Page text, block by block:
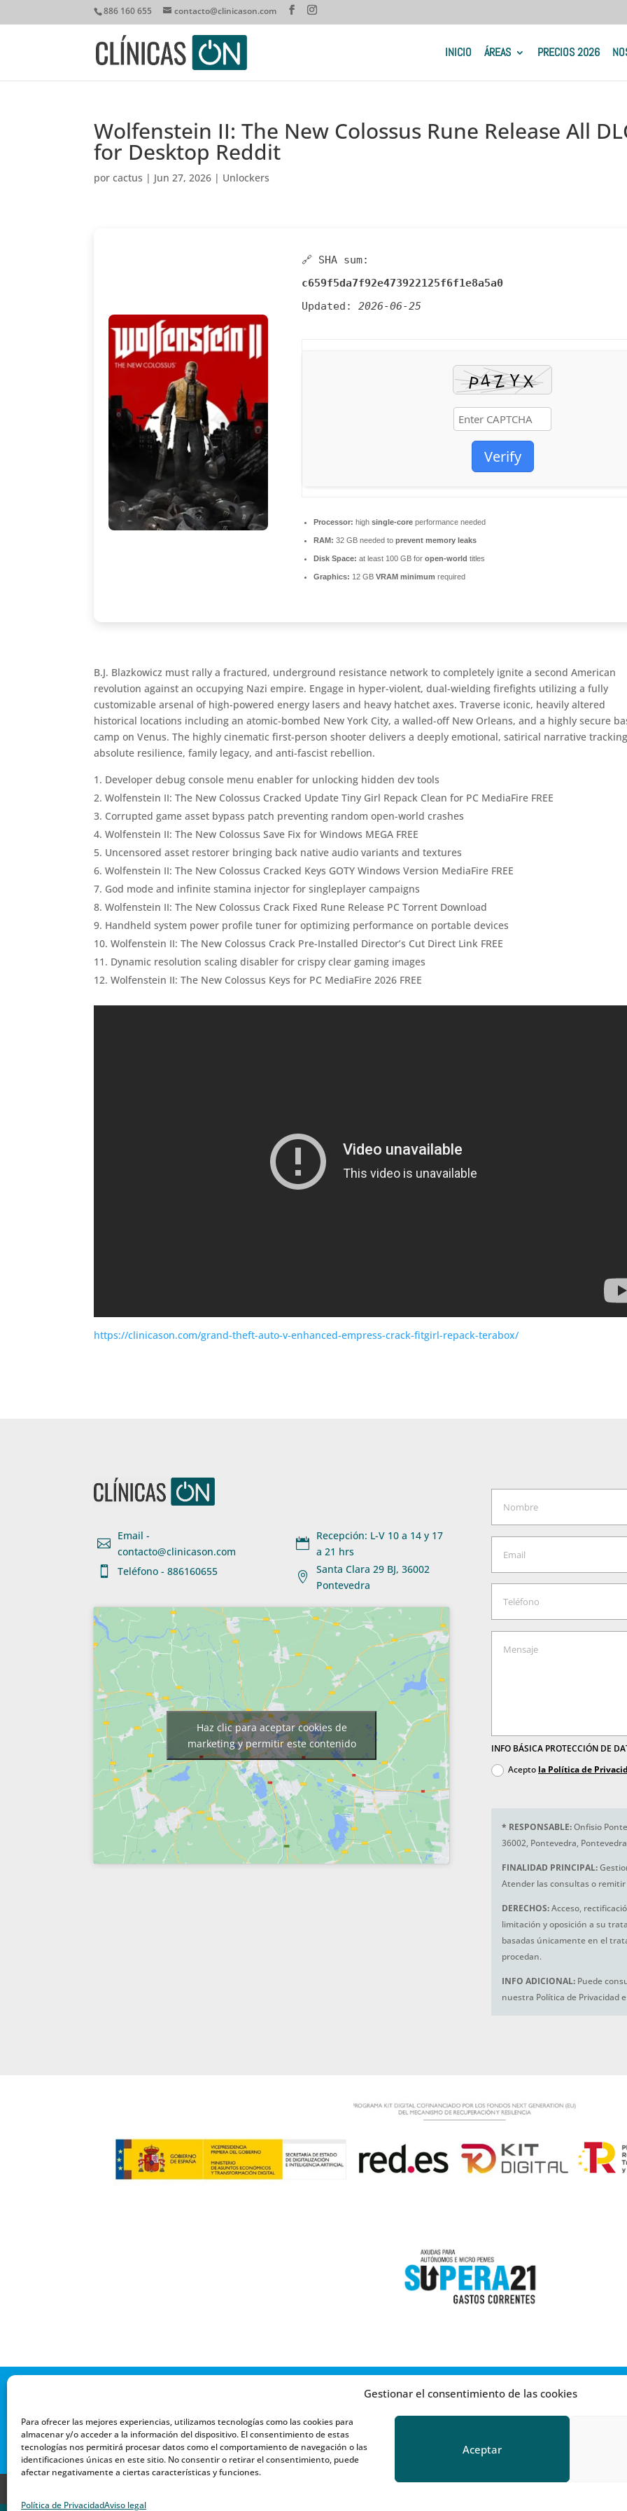
Gestionar el consentimiento de las cookies
Para ofrecer las mejores experiencias, utilizamos tecnologías como las cookies para
almacenar y/o acceder a la información del dispositivo. El consentimiento de estas
tecnologías nos permitirá procesar datos como el comportamiento de navegación o las
identificaciones únicas en este sitio. No consentir o retirar el consentimiento, puede
afectar negativamente a ciertas características y funciones.
Aceptar
Política de PrivacidadAviso legal
886 160 655 contacto@clinicason.com
INICIO ÁREAS PRECIOS 2026
Wolfenstein II: The New Colossus Rune Release All
for Desktop Reddit
porcactus | Jun 27, 2026 | Unlockers
🔗 SHA sum:
c659f5da7f92e473922125f6f1e8a5a0
Updated:2026-06-25
Verify
Processor: highsingle-core performance needed
RAM: 32 GB needed toprevent memory leaks
Disk Space: at least 100 GB foropen-world titles
Graphics: 12 GBVRAM minimum required
B.J. Blazkowicz must rally a fractured, underground resistance network to completely ignite a second American
revolution against an occupying Nazi empire. Engage in hyper-violent, dual-wielding firefights utilizing a fully
customizable arsenal of high-powered energy lasers and heavy hatchet axes. Traverse iconic, heavily altered
historical locations including an atomic-bombed New York City, a walled-off New Orleans, and a highly secure
camp on Venus. The highly cinematic first-person shooter delivers a deeply emotional, satirical narrative
absolute resilience, family legacy, and anti-fascist rebellion.
Developer debug console menu enabler for unlocking hidden dev tools
Wolfenstein II: The New Colossus Cracked Update Tiny Girl Repack Clean for PC MediaFire FREE
Corrupted game asset bypass patch preventing random open-world crashes
Wolfenstein II: The New Colossus Save Fix for Windows MEGA FREE
Uncensored asset restorer bringing back native audio variants and textures
Wolfenstein II: The New Colossus Cracked Keys GOTY Windows Version MediaFire FREE
God mode and infinite stamina injector for singleplayer campaigns
Wolfenstein II: The New Colossus Crack Fixed Rune Release PC Torrent Download
Handheld system power profile tuner for optimizing performance on portable devices
Wolfenstein II: The New Colossus Crack Pre-Installed Director’s Cut Direct Link FREE
Dynamic resolution scaling disabler for crispy clear gaming images
Wolfenstein II: The New Colossus Keys for PC MediaFire 2026 FREE
https://clinicason.com/grand-theft-auto-v-enhanced-empress-crack-fitgirl-repack-terabox/

Email -
contacto@clinicason.com

Teléfono - 886160655

Recepción: L-V 10 a 14 y 17
a 21 hrs

Santa Clara 29 BJ, 36002
Pontevedra
Haz clic para aceptar cookies de
marketing y permitir este contenido
INFO BÁSICA PROTECCIÓN DE
Acepto la Política de
* RESPONSABLE:Onfisio
36002, Pontevedra,
FINALIDAD PRINCIPAL:
Atender las consultas o
DERECHOS:Acceso,
limitación y oposición a su
basadas únicamente en el
procedan.
INFO ADICIONAL: Puede
nuestra Política de Privacidad